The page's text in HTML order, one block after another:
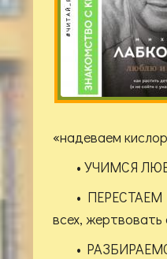
«надеваем
• УЧИМСЯ
•
всех, жертвовать
•